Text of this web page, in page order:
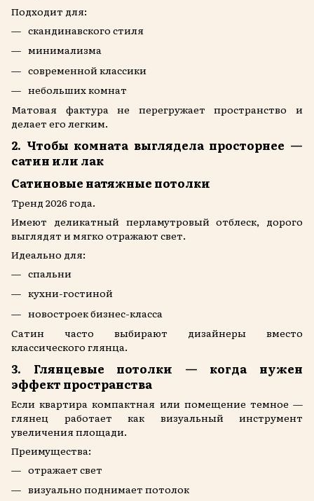
Подходит для:
скандинавского стиля
минимализма
современной классики
небольших комнат
Матовая фактура не перегружает пространство и
делает его легким.
2. Чтобы комната выглядела просторнее —
сатин или лак
Сатиновые натяжные потолки
Тренд 2026 года.
Имеют деликатный перламутровый отблеск, дорого
выглядят и мягко отражают свет.
Идеально для:
спальни
кухни-гостиной
новостроек бизнес-класса
Сатин часто выбирают дизайнеры вместо
классического глянца.
3. Глянцевые потолки — когда нужен
эффект пространства
Если квартира компактная или помещение темное —
глянец работает как визуальный инструмент
увеличения площади.
Преимущества:
отражает свет
визуально поднимает потолок